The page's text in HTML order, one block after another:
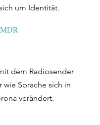
um Identität.
dem Radiosender
wie Sprache sich in
verändert.